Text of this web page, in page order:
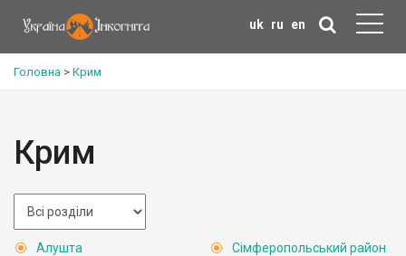
uk ru en
Головна > Крим
Крим
Алушта
Сімферопольський район